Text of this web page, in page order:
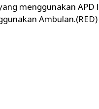
menggunakan APD
Ambulan.(RED)